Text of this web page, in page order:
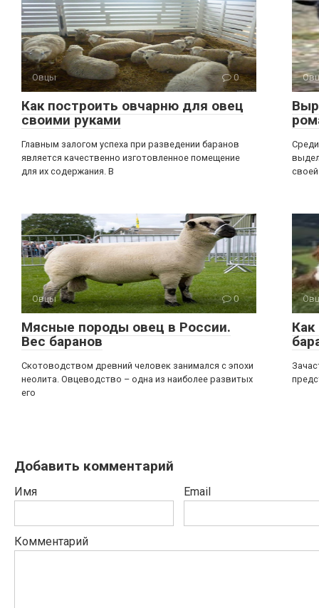
Овцы 0
Как построить овчарню для овец
своими руками
Главным залогом успеха при разведении баранов
является качественно изготовленное помещение
для их содержания. В
Овцы 0
Мясные породы овец в России.
Вес баранов
Скотоводством древний человек занимался с эпохи
неолита. Овцеводство – одна из наиболее развитых
его
Добавить комментарий
Имя Email
Комментарий